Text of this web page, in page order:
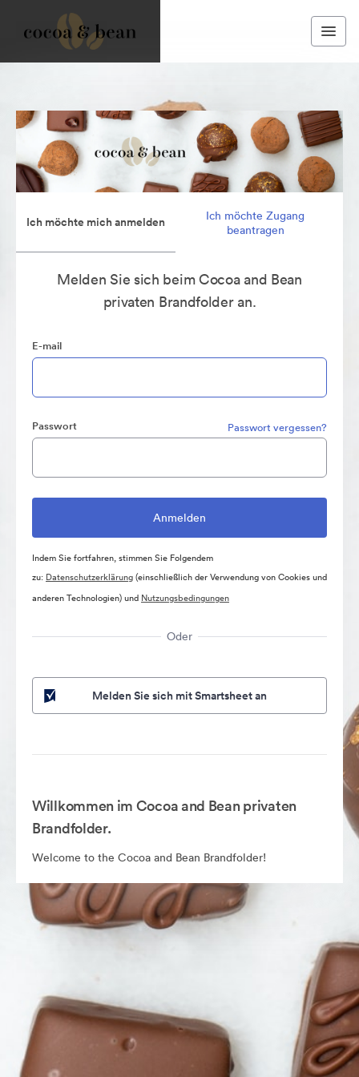
Ich möchte mich anmelden
Ich möchte Zugang
beantragen
Melden Sie sich beim Cocoa and Bean
privaten Brandfolder an.
E-mail
Passwort Passwort vergessen?
Indem Sie fortfahren, stimmen Sie Folgendem
zu: Datenschutzerklärung(einschließlich der Verwendung von Cookies und
anderen Technologien) und Nutzungsbedingungen
Oder
Melden Sie sich mit Smartsheet an
Willkommen im Cocoa and Bean privaten
Brandfolder.
Welcome to the Cocoa and Bean Brandfolder!